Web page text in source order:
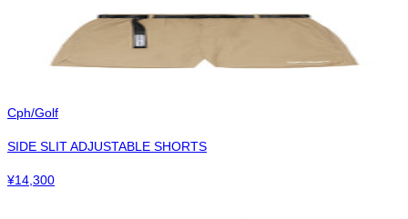
Cph/Golf
SIDE SLIT ADJUSTABLE SHORTS
¥14,300